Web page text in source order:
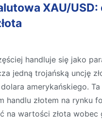
XAU/
handluje się jako
jedną trojańską uncję
amerykańskiego.
handlu złotem na rynku
na wartości złota wobec